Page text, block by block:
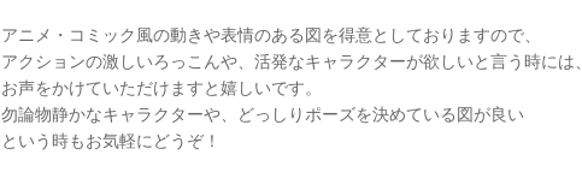
アニメ・コミック風の動きや表情のある図を得意としておりますので、
アクションの激しいろっこんや、活発なキャラクターが欲しいと言う時には、
お声をかけていただけますと嬉しいです。
勿論物静かなキャラクターや、どっしりポーズを決めている図が良い
という時もお気軽にどうぞ！